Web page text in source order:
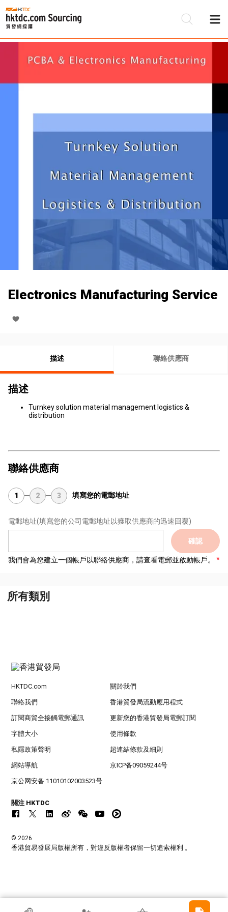
Electronics Manufacturing Service
描述 聯絡供應商
描述
Turnkey solution material management logistics &
distribution
聯絡供應商
1 2 3 填寫您的電郵地址
電郵地址(填寫您的公司電郵地址以獲取供應商的迅速回覆)
確認
我們會為您建立一個帳戶以聯絡供應商，請查看電郵並啟動帳戶。
所有類別
HKTDC.com 關於我們
聯絡我們 香港貿發局流動應用程式
訂閱商貿全接觸電郵通訊 更新您的香港貿發局電郵訂閱
字體大小 使用條款
私隱政策聲明 超連結條款及細則
網站導航 京ICP备09059244号
京公网安备 11010102003523号
關注 HKTDC
© 2026
香港貿易發展局版權所有，對違反版權者保留一切追索權利 。